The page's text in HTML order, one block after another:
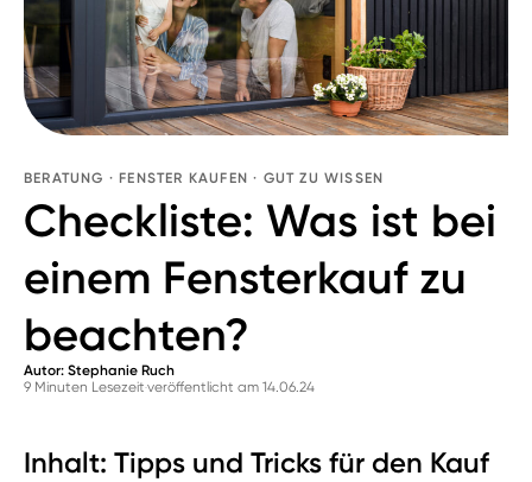
BERATUNG · FENSTER KAUFEN · GUT ZU WISSEN
Checkliste: Was ist bei
einem Fensterkauf zu
beachten?
Autor: Stephanie Ruch
9 Minuten Lesezeit veröffentlicht am 14.06.24
Inhalt: Tipps und Tricks für den Kauf